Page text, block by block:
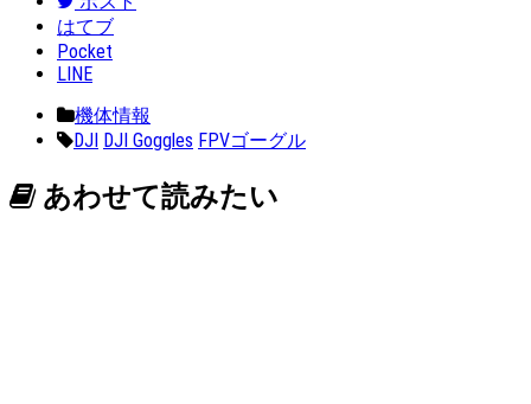
はてブ
Pocket
LINE
機体情報
DJI DJI Goggles FPVゴーグル
あわせて読みたい